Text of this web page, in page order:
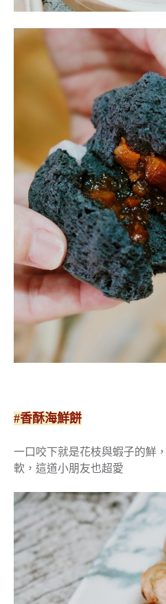
#香酥海鮮餅
一口咬下就是花枝與蝦子的鮮
軟，這道小朋友也超愛